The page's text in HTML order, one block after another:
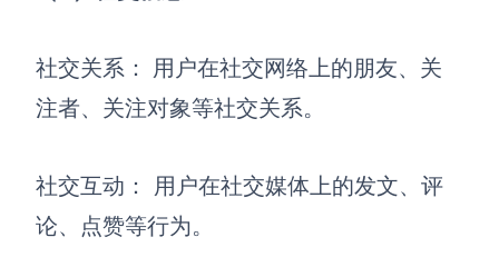
社交关系：
用户在社交网络上的朋友、关
注者、关注对象等社交关系。
社交互动： 用户在社交媒体上的发文、评
论、点赞等行为。